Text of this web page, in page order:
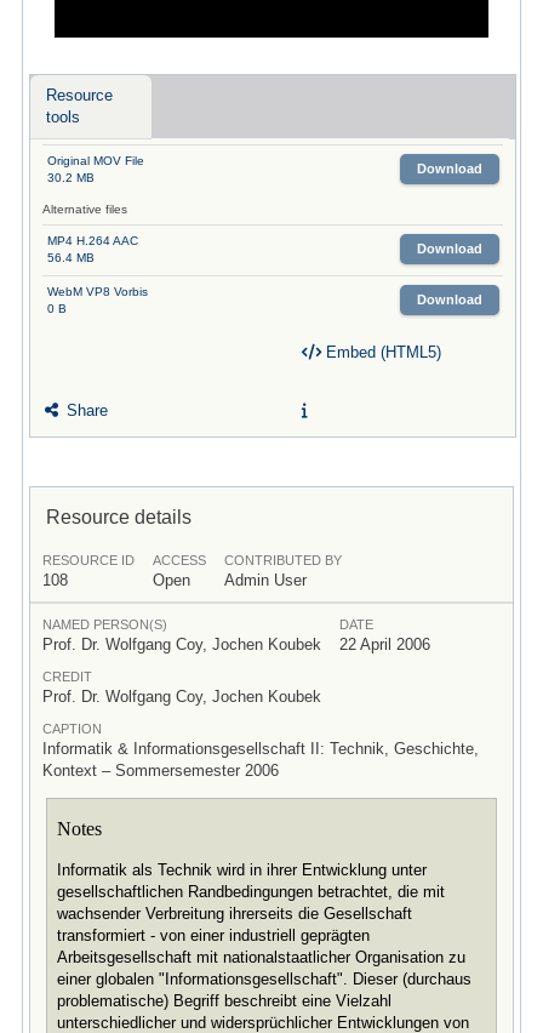
Resource
tools
Original MOV File
30.2 MB
Download
Alternative files
MP4 H.264 AAC
56.4 MB
Download
WebM VP8 Vorbis
0 B
Download
Share
Embed (HTML5)
Resource details
RESOURCE ID
108
ACCESS
Open
CONTRIBUTED BY
Admin User
NAMED PERSON(S)
Prof. Dr. Wolfgang Coy, Jochen Koubek
DATE
22 April 2006
CREDIT
Prof. Dr. Wolfgang Coy, Jochen Koubek
CAPTION
Informatik & Informationsgesellschaft II: Technik, Geschichte,
Kontext – Sommersemester 2006
Notes
Informatik als Technik wird in ihrer Entwicklung unter
gesellschaftlichen Randbedingungen betrachtet, die mit
wachsender Verbreitung ihrerseits die Gesellschaft
transformiert - von einer industriell geprägten
Arbeitsgesellschaft mit nationalstaatlicher Organisation zu
einer globalen "Informationsgesellschaft". Dieser (durchaus
problematische) Begriff beschreibt eine Vielzahl
unterschiedlicher und widersprüchlicher Entwicklungen von